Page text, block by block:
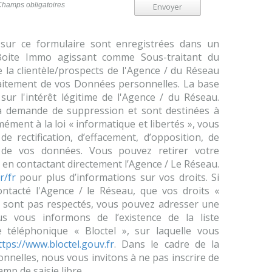
Envoyer
obligatoires
ce formulaire sont enregistrées dans un
Immo agissant comme Sous-traitant du
clientèle/prospects de l'Agence / du Réseau
de vos Données personnelles. La base
l'intérêt légitime de l'Agence / du Réseau.
demande de suppression et sont destinées à
à la loi « informatique et libertés », vous
rectification, d’effacement, d’opposition, de
vos données. Vous pouvez retirer votre
contactant directement l’Agence / Le Réseau.
frpour plus d’informations sur vos droits. Si
l'Agence / le Réseau, que vos droits «
pas respectés, vous pouvez adresser une
vous informons de l’existence de la liste
téléphonique « Bloctel », sur laquelle vous
www.bloctel.gouv.fr. Dans le cadre de la
nous vous invitons à ne pas inscrire de